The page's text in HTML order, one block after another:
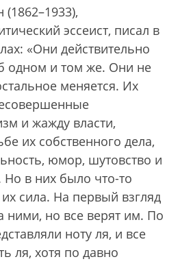
эссеист, писал в
«Они действительно
одном и том же. Они не
меняется. Их
и жажду власти,
их собственного дела,
юмор, шутовство и
Но в них было что-то
сила. На первый взгляд
ними, но все верят им. По
ноту ля, и все
ля, хотя по давно